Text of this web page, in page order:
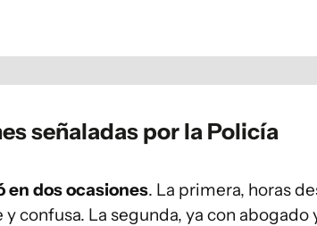
señaladas por la Policía
en dos ocasiones. La primera, horas
confusa. La segunda, ya con abogado